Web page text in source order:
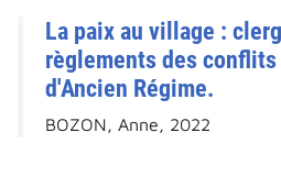
La paix au village :
règlements des conflits
d'Ancien Régime.
BOZON, Anne, 2022